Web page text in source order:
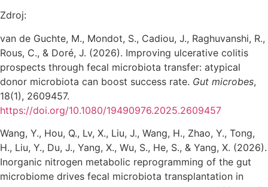
Zdroj:
van de Guchte, M., Mondot, S., Cadiou, J., Raghuvanshi, R.,
Rous, C., & Doré, J. (2026). Improving ulcerative colitis
prospects through fecal microbiota transfer: atypical
donor microbiota can boost success rate. Gut microbes,
18(1), 2609457.
https://doi.org/10.1080/19490976.2025.2609457
Wang, Y., Hou, Q., Lv, X., Liu, J., Wang, H., Zhao, Y., Tong,
H., Liu, Y., Du, J., Yang, X., Wu, S., He, S., & Yang, X. (2026).
Inorganic nitrogen metabolic reprogramming of the gut
microbiome drives fecal microbiota transplantation in